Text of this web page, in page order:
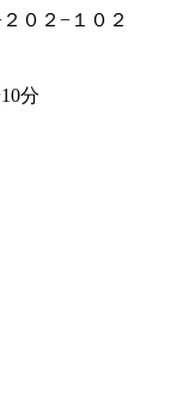
０２−１０２
分